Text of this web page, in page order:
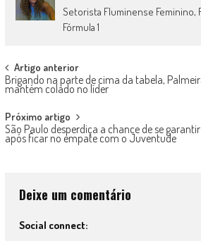
Setorista Fluminense Feminino,
Fórmula 1
Post
navigation
Artigo anterior
Brigando na parte de cima da tabela,
mantém colado no líder
Próximo artigo
São Paulo desperdiça a chance de se
após ficar no empate com o Juventude
Deixe um comentário
Social connect: